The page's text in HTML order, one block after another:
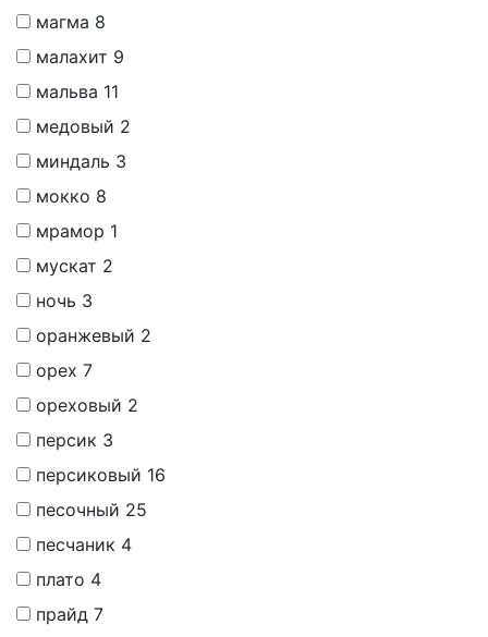
магма 8
малахит 9
мальва 11
медовый 2
миндаль 3
мокко 8
мрамор 1
мускат 2
ночь 3
оранжевый 2
орех 7
ореховый 2
персик 3
персиковый 16
песочный 25
песчаник 4
плато 4
прайд 7